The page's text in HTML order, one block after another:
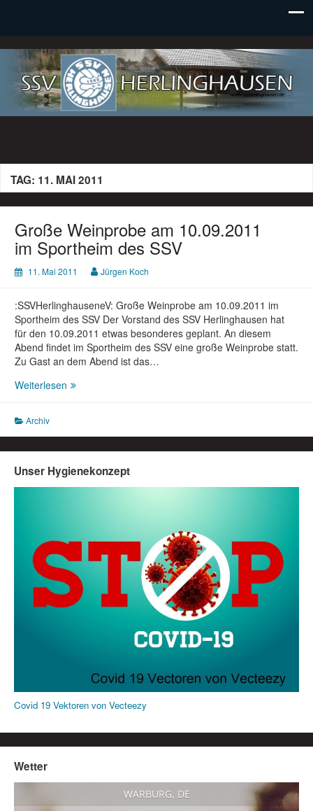
SSV Herlinghausen e. V.
TAG: 11. MAI 2011
Große Weinprobe am 10.09.2011
im Sportheim des SSV
11. Mai 2011 Jürgen Koch
:SSVHerlinghauseneV: Große Weinprobe am 10.09.2011 im
Sportheim des SSV Der Vorstand des SSV Herlinghausen hat
für den 10.09.2011 etwas besonderes geplant. An diesem
Abend findet im Sportheim des SSV eine große Weinprobe statt.
Zu Gast an dem Abend ist das…
Weiterlesen Große
im
Sportheim
des
SSV
Archiv
Unser Hygienekonzept
Covid 19 Vektoren von Vecteezy
Wetter
WARBURG, DE